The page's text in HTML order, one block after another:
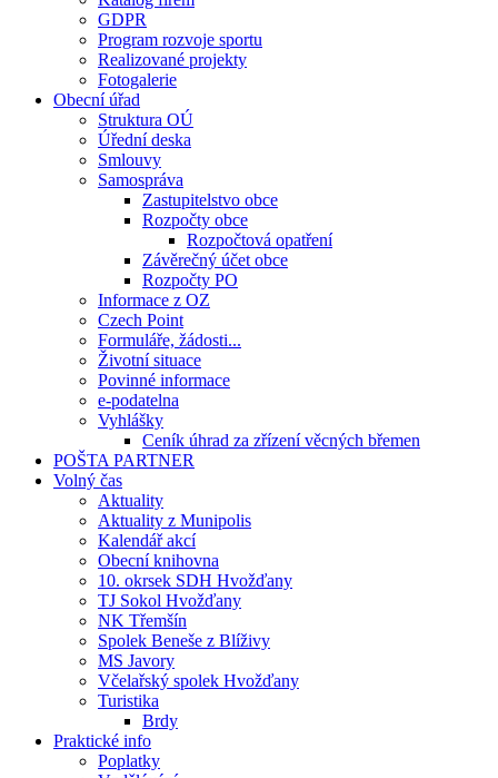
GDPR
Program rozvoje sportu
Realizované projekty
Fotogalerie
Obecní úřad
Struktura OÚ
Úřední deska
Smlouvy
Samospráva
Zastupitelstvo obce
Rozpočty obce
Rozpočtová opatření
Závěrečný účet obce
Rozpočty PO
Informace z OZ
Czech Point
Formuláře, žádosti...
Životní situace
Povinné informace
e-podatelna
Vyhlášky
Ceník úhrad za zřízení věcných břemen
POŠTA PARTNER
Volný čas
Aktuality
Aktuality z Munipolis
Kalendář akcí
Obecní knihovna
10. okrsek SDH Hvožďany
TJ Sokol Hvožďany
NK Třemšín
Spolek Beneše z Blíživy
MS Javory
Včelařský spolek Hvožďany
Turistika
Brdy
Praktické info
Poplatky